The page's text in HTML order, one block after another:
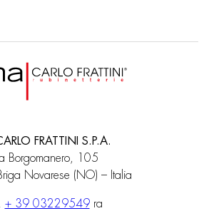
FRATTINI S.P.A.
Borgomanero, 105
Novarese (NO) – Italia
+ 39 03229549ra